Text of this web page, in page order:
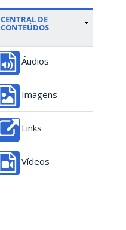
CENTRAL DE
CONTEÚDOS
Áudios
Imagens
Links
Vídeos